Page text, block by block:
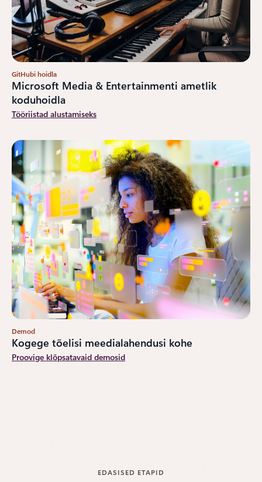
GitHubi hoidla
Microsoft Media & Entertainmenti ametlik
koduhoidla
Tööriistad alustamiseks
Demod
Kogege tõelisi meedialahendusi kohe
Proovige klõpsatavaid demosid
EDASISED ETAPID